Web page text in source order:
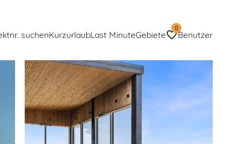
suchenKurzurlaubLast MinuteGebiete
0
Benutzer